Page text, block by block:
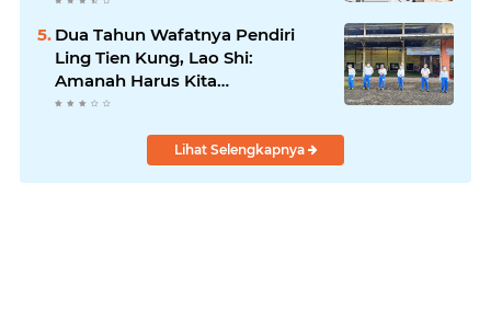
Dua Tahun Wafatnya Pendiri
Ling Tien Kung, Lao Shi:
Amanah Harus Kita
Laksanakan!
Lihat Selengkapnya